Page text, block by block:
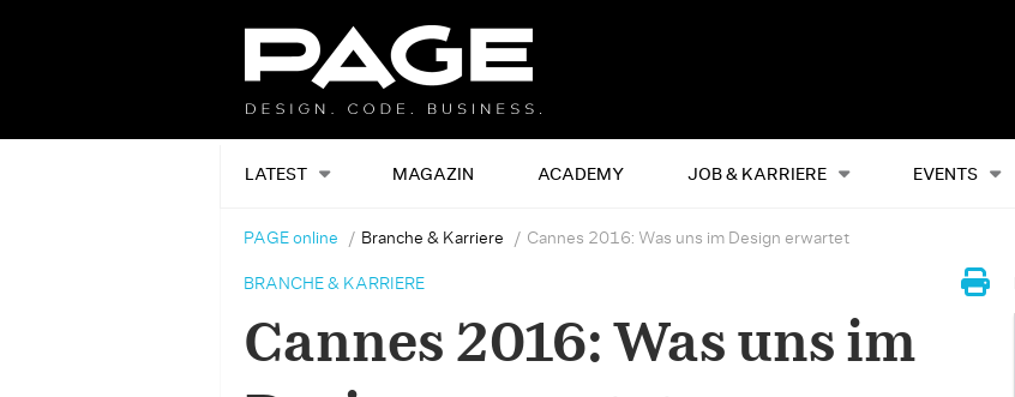
LATEST MAGAZIN ACADEMY JOB & KARRIERE EVENTS
Alles Events
PAGE online Branche & Karriere Cannes 2016: Was uns im Design erwartet
BRANCHE & KARRIERE
Cannes 2016: Was uns im